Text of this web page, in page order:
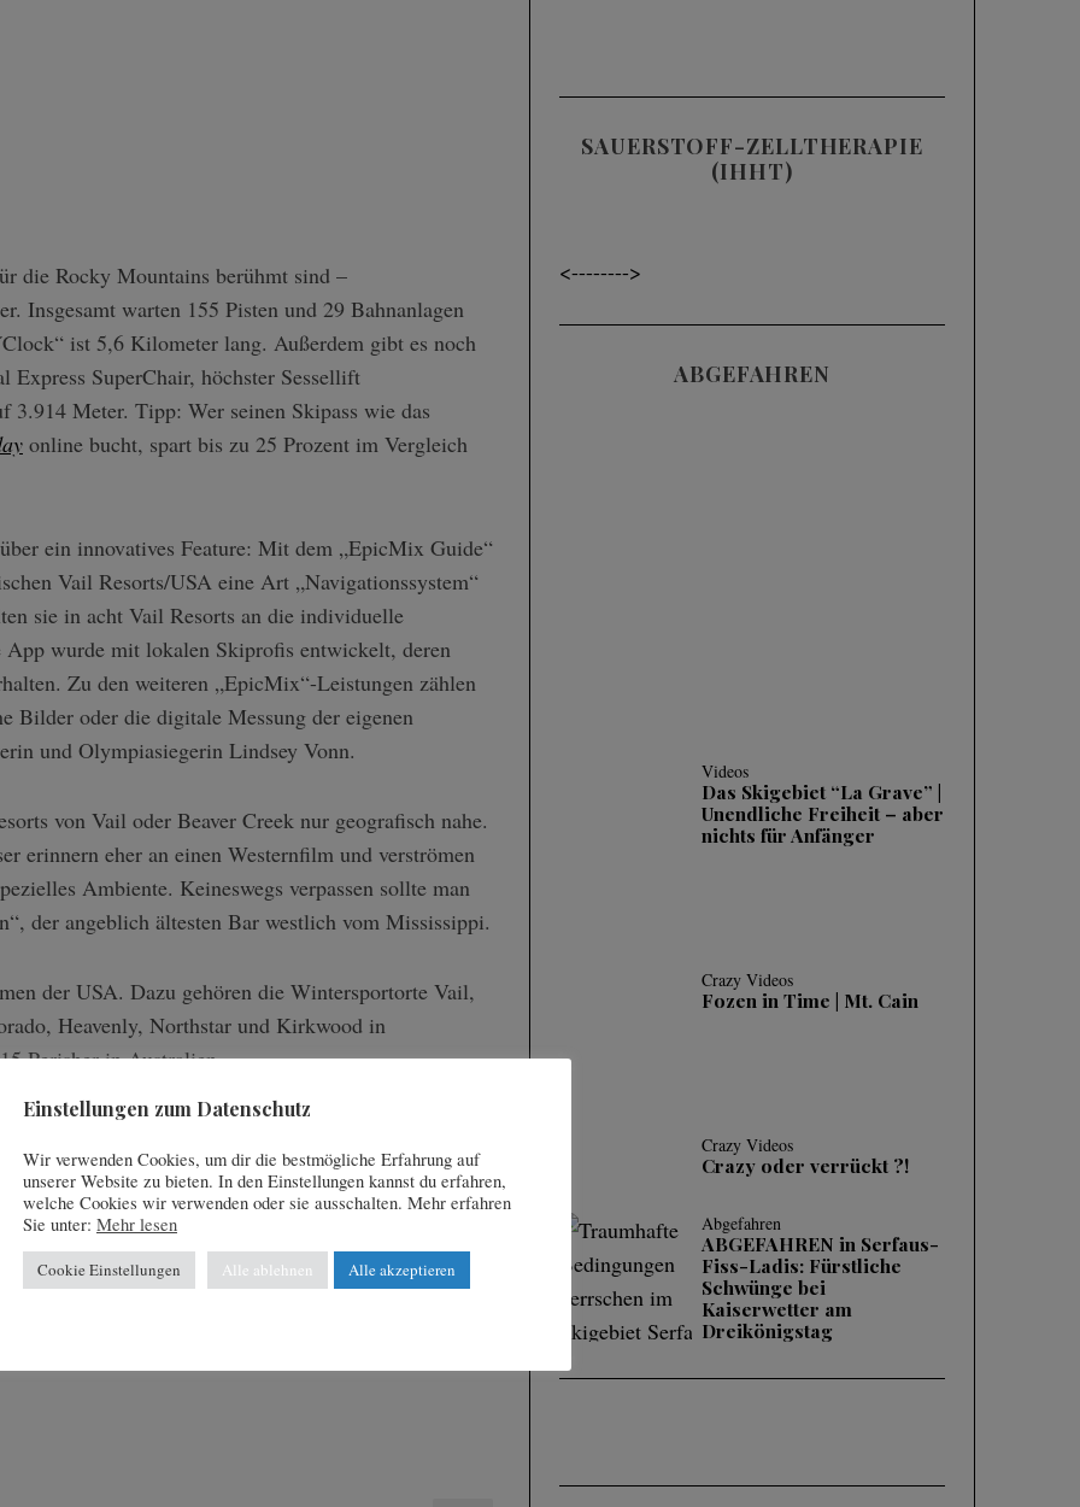
die Rocky Mountains berühmt sind –
Insgesamt warten 155 Pisten und 29 Bahnanlagen
ist 5,6 Kilometer lang. Außerdem gibt es noch
SuperChair, höchster Sessellift
3.914 Meter. Tipp: Wer seinen Skipass wie das
online bucht, spart bis zu 25 Prozent im Vergleich
ein innovatives Feature: Mit dem „EpicMix Guide“
Vail Resorts/USA eine Art „Navigationssystem“
sie in acht Vail Resorts an die individuelle
App wurde mit lokalen Skiprofis entwickelt, deren
Zu den weiteren „EpicMix“-Leistungen zählen
Bilder oder die digitale Messung der eigenen
und Olympiasiegerin Lindsey Vonn.
von Vail oder Beaver Creek nur geografisch nahe.
erinnern eher an einen Westernfilm und verströmen
Ambiente. Keineswegs verpassen sollte man
der angeblich ältesten Bar westlich vom Mississippi.
der USA. Dazu gehören die Wintersportorte Vail,
Heavenly, Northstar und Kirkwood in
Perisher in Australien.
SAUERSTOFF-ZELLTHERAPIE
(IHHT)
<-------->
ABGEFAHREN
Videos
Das Skigebiet “La Grave” |
Unendliche Freiheit – aber
nichts für Anfänger
Crazy Videos
Fozen in Time | Mt. Cain
Crazy Videos
Crazy oder verrückt ?!
Abgefahren
ABGEFAHREN in Serfaus-
Fiss-Ladis: Fürstliche
Schwünge bei
Kaiserwetter am
Dreikönigstag
Einstellungen zum Datenschutz
Wir verwenden Cookies, um dir die bestmögliche Erfahrung auf
unserer Website zu bieten. In den Einstellungen kannst du erfahren,
welche Cookies wir verwenden oder sie ausschalten. Mehr erfahren
Sie unter: Mehr lesen
Cookie Einstellungen Alle ablehnen Alle akzeptieren